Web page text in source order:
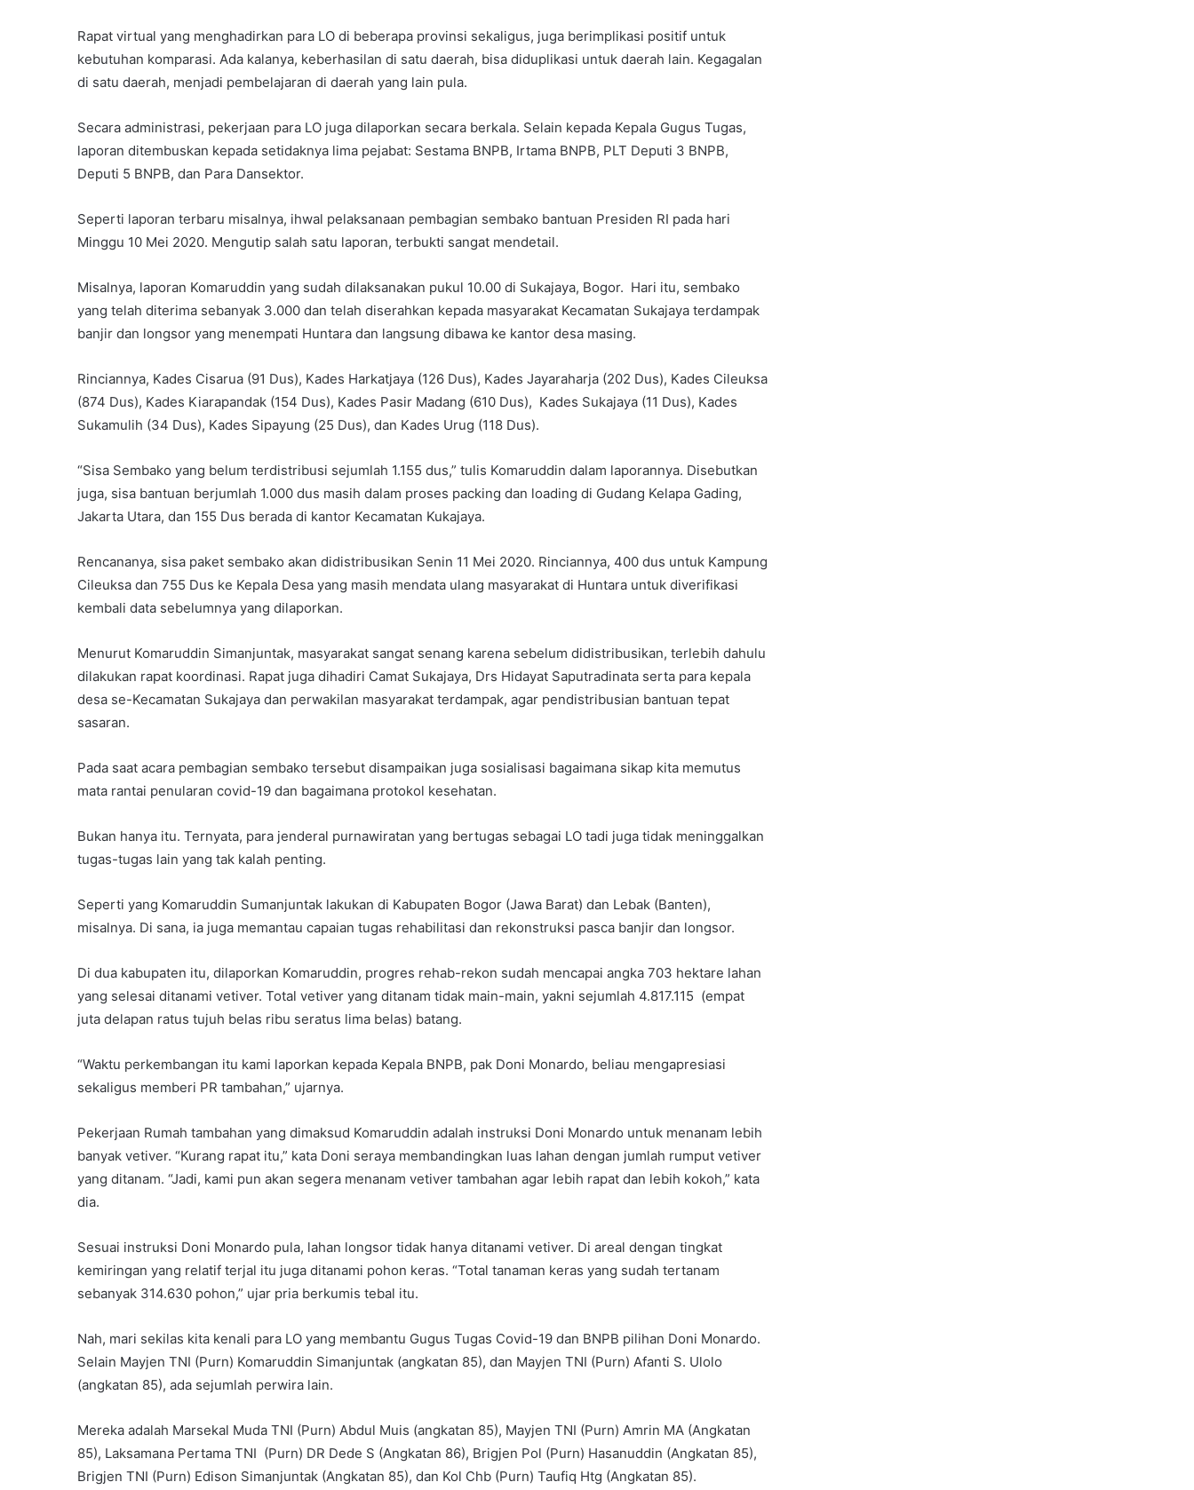
Rapat virtual yang menghadirkan para LO di beberapa provinsi sekaligus, juga berimplikasi positif untuk
kebutuhan komparasi. Ada kalanya, keberhasilan di satu daerah, bisa diduplikasi untuk daerah lain. Kegagalan
di satu daerah, menjadi pembelajaran di daerah yang lain pula.
Secara administrasi, pekerjaan para LO juga dilaporkan secara berkala. Selain kepada Kepala Gugus Tugas,
laporan ditembuskan kepada setidaknya lima pejabat: Sestama BNPB, Irtama BNPB, PLT Deputi 3 BNPB,
Deputi 5 BNPB, dan Para Dansektor.
Seperti laporan terbaru misalnya, ihwal pelaksanaan pembagian sembako bantuan Presiden RI pada hari
Minggu 10 Mei 2020. Mengutip salah satu laporan, terbukti sangat mendetail.
Misalnya, laporan Komaruddin yang sudah dilaksanakan pukul 10.00 di Sukajaya, Bogor. Hari itu, sembako
yang telah diterima sebanyak 3.000 dan telah diserahkan kepada masyarakat Kecamatan Sukajaya terdampak
banjir dan longsor yang menempati Huntara dan langsung dibawa ke kantor desa masing.
Rinciannya, Kades Cisarua (91 Dus), Kades Harkatjaya (126 Dus), Kades Jayaraharja (202 Dus), Kades Cileuksa
(874 Dus), Kades Kiarapandak (154 Dus), Kades Pasir Madang (610 Dus), Kades Sukajaya (11 Dus), Kades
Sukamulih (34 Dus), Kades Sipayung (25 Dus), dan Kades Urug (118 Dus).
“Sisa Sembako yang belum terdistribusi sejumlah 1.155 dus,” tulis Komaruddin dalam laporannya. Disebutkan
juga, sisa bantuan berjumlah 1.000 dus masih dalam proses packing dan loading di Gudang Kelapa Gading,
Jakarta Utara, dan 155 Dus berada di kantor Kecamatan Kukajaya.
Rencananya, sisa paket sembako akan didistribusikan Senin 11 Mei 2020. Rinciannya, 400 dus untuk Kampung
Cileuksa dan 755 Dus ke Kepala Desa yang masih mendata ulang masyarakat di Huntara untuk diverifikasi
kembali data sebelumnya yang dilaporkan.
Menurut Komaruddin Simanjuntak, masyarakat sangat senang karena sebelum didistribusikan, terlebih dahulu
dilakukan rapat koordinasi. Rapat juga dihadiri Camat Sukajaya, Drs Hidayat Saputradinata serta para kepala
desa se-Kecamatan Sukajaya dan perwakilan masyarakat terdampak, agar pendistribusian bantuan tepat
sasaran.
Pada saat acara pembagian sembako tersebut disampaikan juga sosialisasi bagaimana sikap kita memutus
mata rantai penularan covid-19 dan bagaimana protokol kesehatan.
Bukan hanya itu. Ternyata, para jenderal purnawiratan yang bertugas sebagai LO tadi juga tidak meninggalkan
tugas-tugas lain yang tak kalah penting.
Seperti yang Komaruddin Sumanjuntak lakukan di Kabupaten Bogor (Jawa Barat) dan Lebak (Banten),
misalnya. Di sana, ia juga memantau capaian tugas rehabilitasi dan rekonstruksi pasca banjir dan longsor.
Di dua kabupaten itu, dilaporkan Komaruddin, progres rehab-rekon sudah mencapai angka 703 hektare lahan
yang selesai ditanami vetiver. Total vetiver yang ditanam tidak main-main, yakni sejumlah 4.817.115 (empat
juta delapan ratus tujuh belas ribu seratus lima belas) batang.
“Waktu perkembangan itu kami laporkan kepada Kepala BNPB, pak Doni Monardo, beliau mengapresiasi
sekaligus memberi PR tambahan,” ujarnya.
Pekerjaan Rumah tambahan yang dimaksud Komaruddin adalah instruksi Doni Monardo untuk menanam lebih
banyak vetiver. “Kurang rapat itu,” kata Doni seraya membandingkan luas lahan dengan jumlah rumput vetiver
yang ditanam. “Jadi, kami pun akan segera menanam vetiver tambahan agar lebih rapat dan lebih kokoh,” kata
dia.
Sesuai instruksi Doni Monardo pula, lahan longsor tidak hanya ditanami vetiver. Di areal dengan tingkat
kemiringan yang relatif terjal itu juga ditanami pohon keras. “Total tanaman keras yang sudah tertanam
sebanyak 314.630 pohon,” ujar pria berkumis tebal itu.
Nah, mari sekilas kita kenali para LO yang membantu Gugus Tugas Covid-19 dan BNPB pilihan Doni Monardo.
Selain Mayjen TNI (Purn) Komaruddin Simanjuntak (angkatan 85), dan Mayjen TNI (Purn) Afanti S. Ulolo
(angkatan 85), ada sejumlah perwira lain.
Mereka adalah Marsekal Muda TNI (Purn) Abdul Muis (angkatan 85), Mayjen TNI (Purn) Amrin MA (Angkatan
85), Laksamana Pertama TNI (Purn) DR Dede S (Angkatan 86), Brigjen Pol (Purn) Hasanuddin (Angkatan 85),
Brigjen TNI (Purn) Edison Simanjuntak (Angkatan 85), dan Kol Chb (Purn) Taufiq Htg (Angkatan 85).